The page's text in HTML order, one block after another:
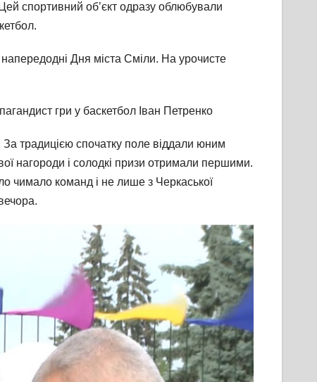
спортивний об’єкт одразу облюбували
Дня міста Сміли. На урочисте
гри у баскетбол Іван Петренко
За традицією спочатку поле віддали юним
нагороди і солодкі призи отримали першими.
чимало команд і не лише з Черкаської